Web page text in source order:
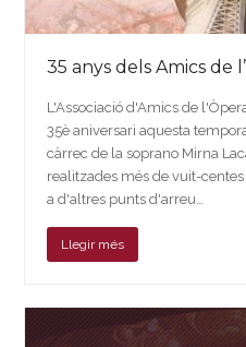
35 anys dels Amics de
L'Associació d'Amics de
35è aniversari aquesta
càrrec de la soprano Mirna
realitzades més de vuit-
a d'altres punts d'arreu…
Llegir més